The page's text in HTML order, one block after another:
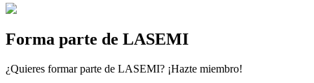
Forma parte de LASEMI
¿Quieres formar parte de LASEMI? ¡Hazte miembro!